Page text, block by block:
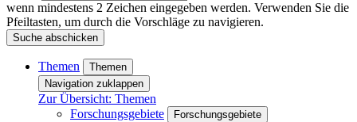
wenn mindestens 2 Zeichen eingegeben werden. Verwenden Sie die
Pfeiltasten, um durch die Vorschläge zu navigieren.
Suche abschicken
Themen
Themen
Navigation zuklappen
Zur Übersicht: Themen
Forschungsgebiete
Forschungsgebiete